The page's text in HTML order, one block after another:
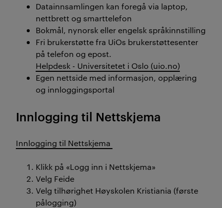
Datainnsamlingen kan foregå via laptop,
nettbrett og smarttelefon
Bokmål, nynorsk eller engelsk språkinnstilling
Fri brukerstøtte fra UiOs brukerstøttesenter
på telefon og epost.
Helpdesk - Universitetet i Oslo (uio.no)
Egen nettside med informasjon, opplæring
og innloggingsportal
Innlogging til Nettskjema
Innlogging til Nettskjema
Klikk på «Logg inn i Nettskjema»
Velg Feide
Velg tilhørighet Høyskolen Kristiania (første
pålogging)